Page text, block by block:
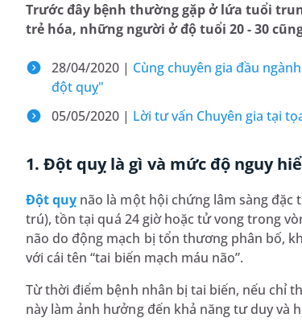
Trước đây bệnh thường gặp ở lứa tuổi
trẻ hóa, những người ở độ tuổi 20 - 30
28/04/2020 | Cùng chuyên gia đầu
đột quỵ"
05/05/2020 | Lời tư vấn Chuyên gia tại
1. Đột quỵ là gì và mức độ nguy
Đột quỵ não là một hội chứng lâm sàng
trú), tồn tại quá 24 giờ hoặc tử vong trong
não do động mạch bị tổn thương phân bố,
với cái tên “tai biến mạch máu não”.
Từ thời điểm bệnh nhân bị tai biến, nếu chỉ
này làm ảnh hưởng đến khả năng tư duy